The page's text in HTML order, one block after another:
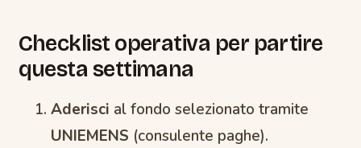
Checklist operativa per partire
questa settimana
Aderisci al fondo selezionato tramite
UNIEMENS (consulente paghe).